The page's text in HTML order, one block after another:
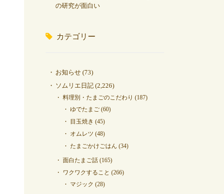
の研究が面白い
カテゴリー
お知らせ (73)
ソムリエ日記 (2,226)
料理別・たまごのこだわり (187)
ゆでたまご (60)
目玉焼き (45)
オムレツ (48)
たまごかけごはん (34)
面白たまご話 (165)
ワクワクすること (266)
マジック (28)